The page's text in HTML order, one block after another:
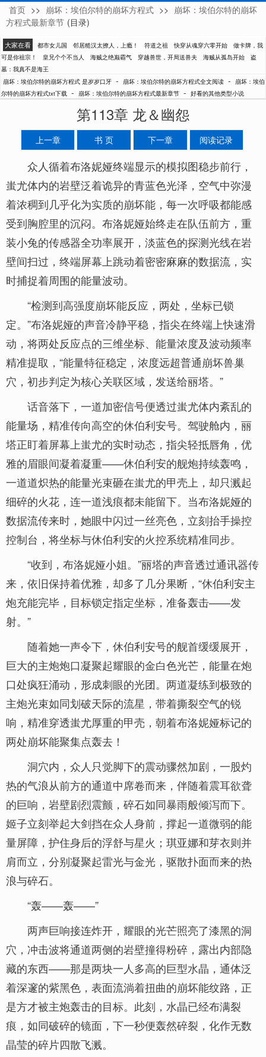
是岁岁口牙
首页 >> 崩坏：埃伯尔特的崩坏方程式 >> 崩坏：埃伯尔特的崩坏
方程式最新章节 (目录)
大家在看 都市女儿国 邻居糙汉太撩人，上瘾！ 符道之祖 快穿从魂穿六零开始
做卡牌，我
可是你祖宗！
皇兄个个不当人 海贼之绝巅霸气 穿越兽世，开局送兽夫 海贼从孤岛开始
盗
墓：我真不是海王
崩坏：埃伯尔特的崩坏方程式 是岁岁口牙 - 崩坏：埃伯尔特的崩坏方程式全文阅读 -
崩坏：埃伯
尔特的崩坏方程式txt下载 - 崩坏：埃伯尔特的崩坏方程式最新章节 - 好看的其他类型小说
第113章 龙＆幽怨
上一章 书 页 下一章 阅读记录
众人循着布洛妮娅终端显示的模拟图稳步前行，
蚩尤体内的岩壁泛着诡异的青蓝色光泽，空气中弥漫
着浓稠到几乎化为实质的崩坏能，每一次呼吸都能感
受到胸腔里的沉闷。布洛妮娅始终走在队伍前方，重
装小兔的传感器全功率展开，淡蓝色的探测光线在岩
壁间扫过，终端屏幕上跳动着密密麻麻的数据流，实
时捕捉着周围的能量波动。
“检测到高强度崩坏能反应，两处，坐标已锁
定。”布洛妮娅的声音冷静平稳，指尖在终端上快速滑
动，将两处反应点的三维坐标、能量浓度及波动频率
精准提取，“能量特征稳定，浓度远超普通崩坏兽巢
穴，初步判定为核心关联区域，发送给丽塔。”
话音落下，一道加密信号便透过蚩尤体内紊乱的
能量场，精准传向高空的休伯利安号。驾驶舱内，丽
塔正盯着屏幕上蚩尤的实时动态，指尖轻抵唇角，优
雅的眉眼间凝着凝重——休伯利安的舰炮持续轰鸣，
一道道炽热的能量光束砸在蚩尤的甲壳上，却只溅起
细碎的火花，连一道浅痕都未能留下。当布洛妮娅的
数据流传来时，她眼中闪过一丝亮色，立刻抬手操控
控制台，将坐标与休伯利安的火控系统精准同步。
“收到，布洛妮娅小姐。”丽塔的声音透过通讯器传
来，依旧保持着优雅，却多了几分果断，“休伯利安主
炮充能完毕，目标锁定指定坐标，准备轰击——发
射。”
随着她一声令下，休伯利安号的舰首缓缓展开，
巨大的主炮炮口凝聚起耀眼的金白色光芒，能量在炮
口处疯狂涌动，形成刺眼的光团。两道凝练到极致的
主炮光束如同划破天际的流星，带着撕裂空气的锐
响，精准穿透蚩尤厚重的甲壳，朝着布洛妮娅标记的
两处崩坏能聚集点轰去！
洞穴内，众人只觉脚下的震动骤然加剧，一股灼
热的气浪从前方的通道中席卷而来，伴随着震耳欲聋
的巨响，岩壁剧烈震颤，碎石如同暴雨般倾泻而下。
姬子立刻举起大剑挡在众人身前，撑起一道微弱的能
量屏障，护住身后的浮舒与星火；琪亚娜和芽衣则并
肩而立，分别凝聚起雷光与金光，驱散扑面而来的热
浪与碎石。
“轰——轰——”
两声巨响接连炸开，耀眼的光芒照亮了漆黑的洞
穴，冲击波将通道两侧的岩壁撞得粉碎，露出内部隐
藏的东西——那是两块一人多高的巨型水晶，通体泛
着深邃的紫黑色，表面流淌着扭曲的崩坏能纹路，正
是方才被主炮轰击的目标。此刻，水晶已经布满裂
痕，如同破碎的镜面，下一秒便轰然碎裂，化作无数
晶莹的碎片四散飞溅。